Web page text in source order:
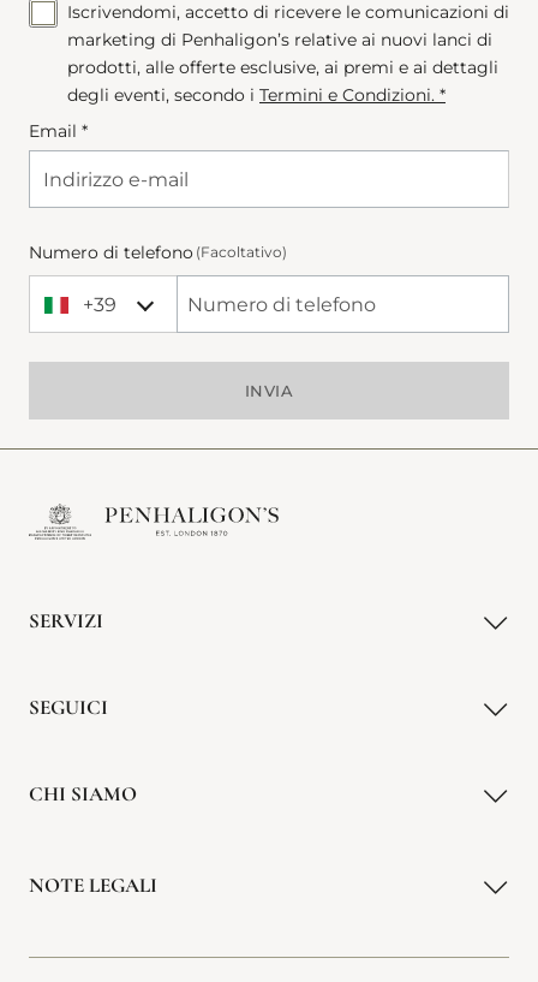
Iscrivendomi, accetto di ricevere le comunicazioni di
marketing di Penhaligon’s relative ai nuovi lanci di
prodotti, alle offerte esclusive, ai premi e ai dettagli
degli eventi, secondo i Termini e Condizioni. *
Email *
Numero di telefono (Facoltativo)
+39
+39 Italy (Italia)
Phone Number
INVIA
SERVIZI
SEGUICI
CHI SIAMO
NOTE LEGALI